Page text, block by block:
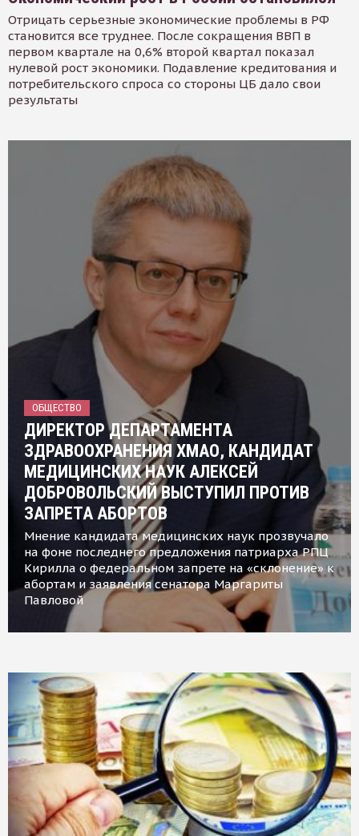
Отрицать серьезные экономические проблемы в РФ
становится все труднее. После сокращения ВВП в
первом квартале на 0,6% второй квартал показал
нулевой рост экономики. Подавление кредитования и
потребительского спроса со стороны ЦБ дало свои
результаты
ОБЩЕСТВО
ДИРЕКТОР ДЕПАРТАМЕНТА
ЗДРАВООХРАНЕНИЯ ХМАО, КАНДИДАТ
МЕДИЦИНСКИХ НАУК АЛЕКСЕЙ
ДОБРОВОЛЬСКИЙ ВЫСТУПИЛ ПРОТИВ
ЗАПРЕТА АБОРТОВ
Мнение кандидата медицинских наук прозвучало
на фоне последнего предложения патриарха РПЦ
Кирилла о федеральном запрете на «склонение» к
абортам и заявления сенатора Маргариты
Павловой